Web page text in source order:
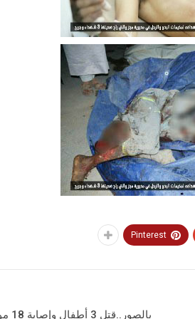
Pinterest
بالصور..قتل 3 أطفال وإصابة 18 مواطنًا في صعدة (18+)